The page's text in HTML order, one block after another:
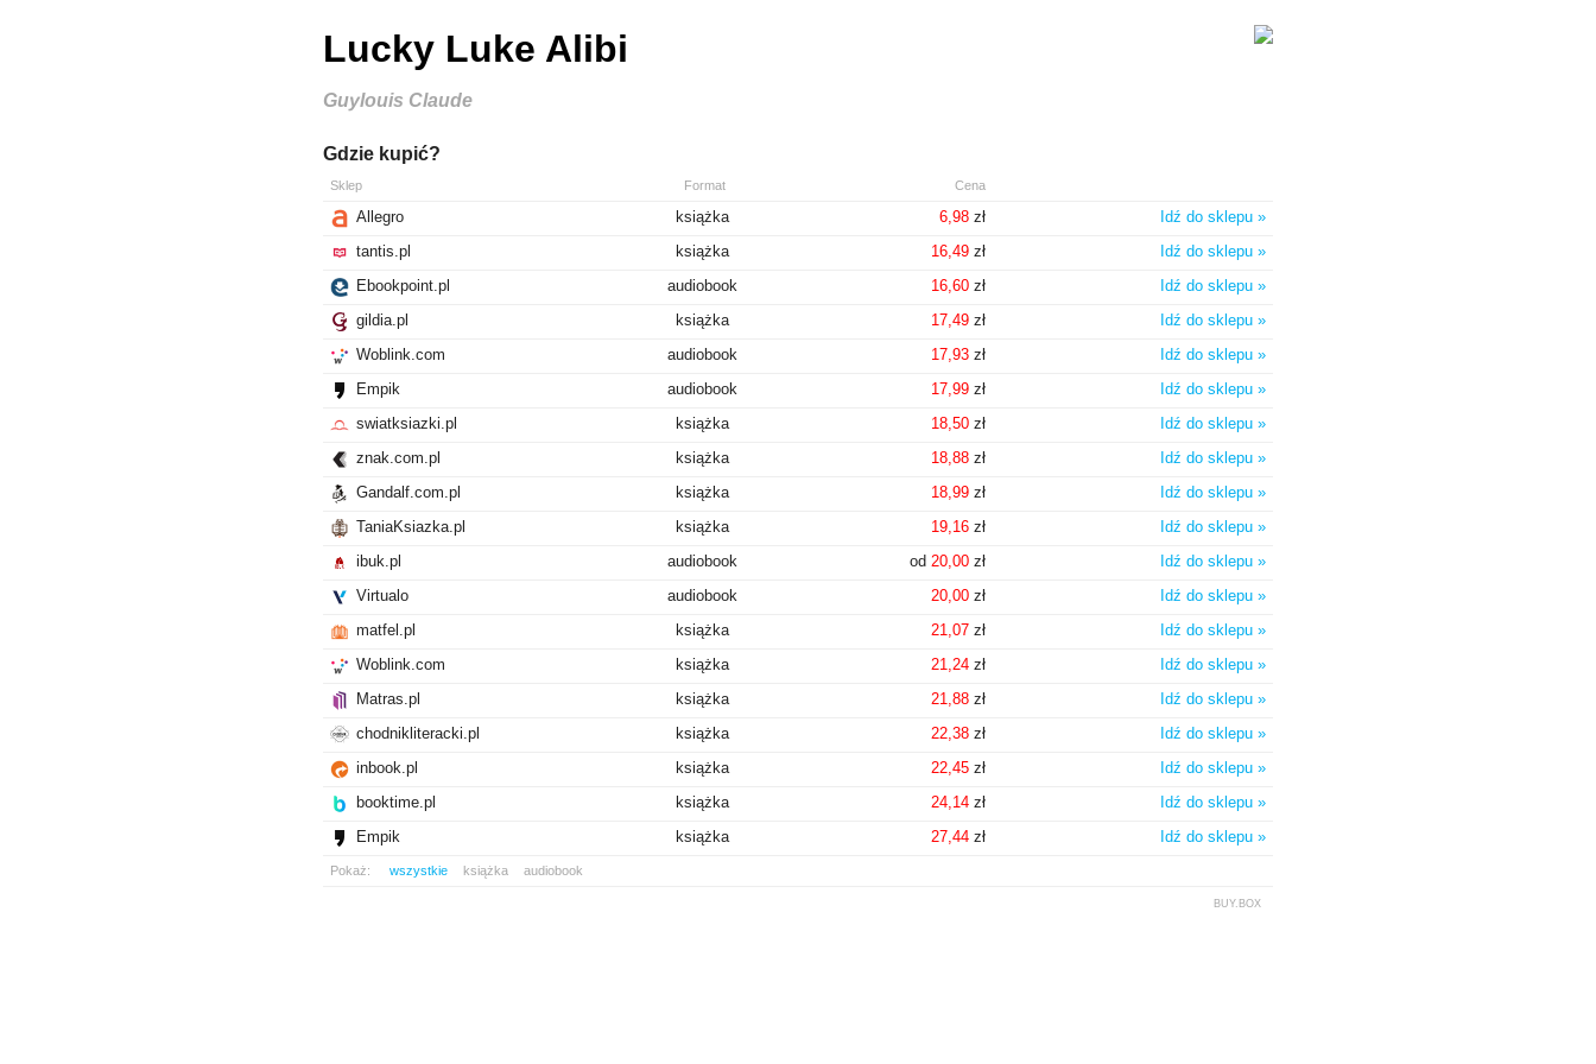
Lucky Luke Alibi
Guylouis Claude
Gdzie kupić?
Sklep Format Cena
Allegro książka 6,98zł
Idź do sklepu »
tantis.pl
książka 16,49zł
Idź do sklepu »
Ebookpoint.pl
audiobook 16,60zł
Idź do sklepu »
gildia.pl
książka 17,49zł
Idź do sklepu »
Woblink.com
audiobook 17,93zł
Idź do sklepu »
Empik
audiobook 17,99zł
Idź do sklepu »
swiatksiazki.pl
książka 18,50zł
Idź do sklepu »
znak.com.pl
książka 18,88zł
Idź do sklepu »
Gandalf.com.pl
książka 18,99zł
Idź do sklepu »
TaniaKsiazka.pl
książka 19,16zł
Idź do sklepu »
ibuk.pl
audiobook od 20,00zł
Idź do sklepu »
Virtualo
audiobook 20,00zł
Idź do sklepu »
matfel.pl
książka 21,07zł
Idź do sklepu »
Woblink.com
książka 21,24zł
Idź do sklepu »
Matras.pl
książka 21,88zł
Idź do sklepu »
chodnikliteracki.pl
książka 22,38zł
Idź do sklepu »
inbook.pl
książka 22,45zł
Idź do sklepu »
booktime.pl
książka 24,14zł
Idź do sklepu »
Empik
książka 27,44zł Idź do sklepu »
Pokaż: wszystkie książka audiobook
BUY.BOX